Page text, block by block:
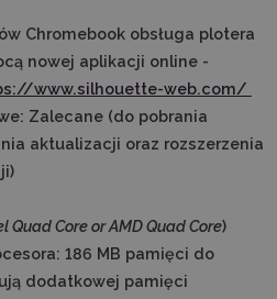
Chromebook obsługa plotera
nowej aplikacji online -
www.silhouette-web.com/
Zalecane (do pobrania
aktualizacji oraz rozszerzenia
Quad Core or AMD Quad Core)
186 MB pamięci do
dodatkowej pamięci